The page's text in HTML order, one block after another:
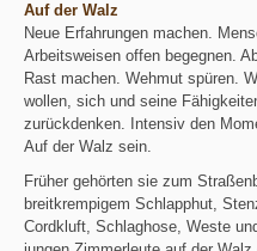
Auf der Walz
Neue Erfahrungen machen.
Arbeitsweisen offen begegnen.
Rast machen. Wehmut spüren.
wollen, sich und seine
zurückdenken. Intensiv den
Auf der Walz sein.
Früher gehörten sie zum
breitkrempigem Schlapphut,
Cordkluft, Schlaghose, Weste